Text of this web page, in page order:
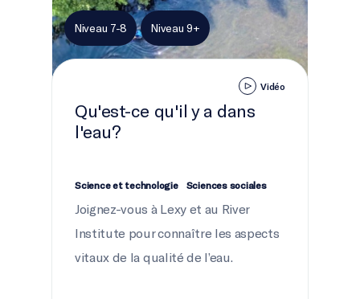
Niveau 7-8 Niveau 9+
Vidéo
Qu'est-ce qu'il y a dans
l'eau?
Science et technologie Sciences sociales
Joignez-vous à Lexy et au River
Institute pour connaître les aspects
vitaux de la qualité de l’eau.